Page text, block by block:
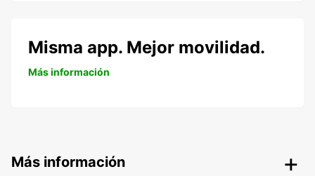
Misma app. Mejor movilidad.
Más información
Más información